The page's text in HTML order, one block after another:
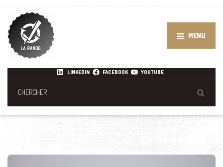
MENU
LINKEDIN FACEBOOK YOUTUBE